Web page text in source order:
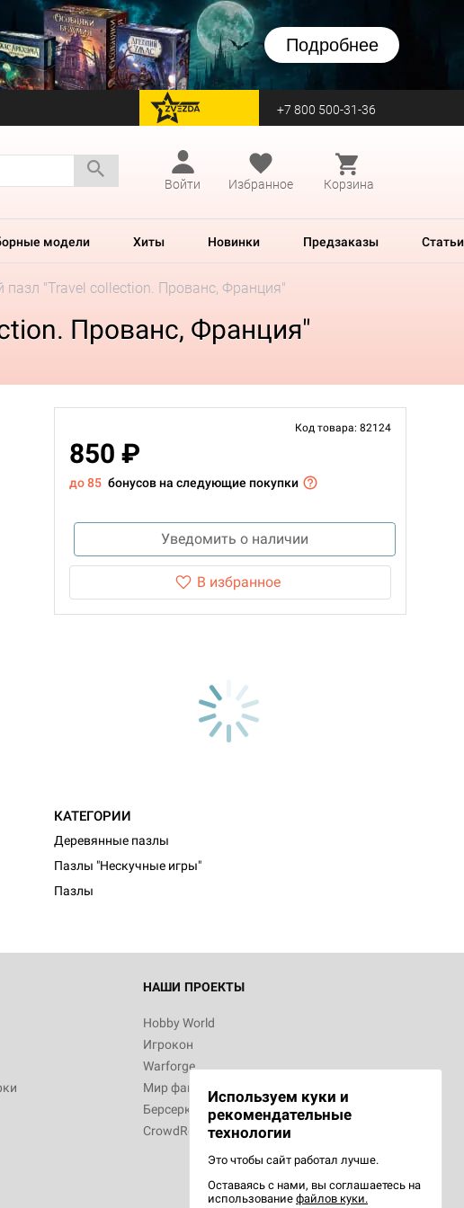
Подробнее
перейти на Zvezda +7 800 500-31-36
Войти
Избранное Корзина
модели Хиты Новинки Предзаказы Статьи
"Travel collection. Прованс, Франция"
Прованс, Франция"
Код товара: 82124
850 ₽
до 85 бонусов на следующие покупки
Уведомить о наличии
В избранное
КАТЕГОРИИ
Деревянные пазлы
Пазлы "Нескучные игры"
Пазлы
НАШИ ПРОЕКТЫ
Hobby World
Игрокон
Warforge
Мир фантастики
Берсерк
CrowdRepublic
Используем куки и
рекомендательные
технологии
Это чтобы сайт работал лучше.
Оставаясь с нами, вы соглашаетесь на
использование файлов куки.